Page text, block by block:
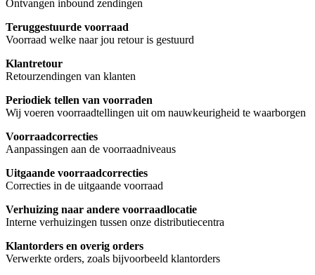
Ontvangen inbound zendingen
Teruggestuurde voorraad
Voorraad welke naar jou retour is gestuurd
Klantretour
Retourzendingen van klanten
Periodiek tellen van voorraden
Wij voeren voorraadtellingen uit om nauwkeurigheid te waarborgen
Voorraadcorrecties
Aanpassingen aan de voorraadniveaus
Uitgaande voorraadcorrecties
Correcties in de uitgaande voorraad
Verhuizing naar andere voorraadlocatie
Interne verhuizingen tussen onze distributiecentra
Klantorders en overig orders
Verwerkte orders, zoals bijvoorbeeld klantorders